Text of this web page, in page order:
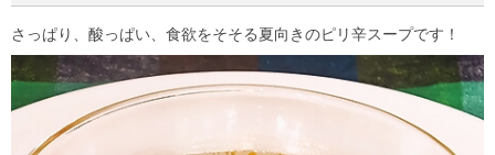
さっぱり、酸っぱい、食欲をそそる夏向きのピリ辛スープです！